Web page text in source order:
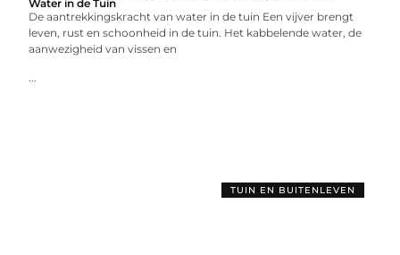
Water in de Tuin
De aantrekkingskracht van water in de tuin Een vijver brengt
leven, rust en schoonheid in de tuin. Het kabbelende water, de
aanwezigheid van vissen en
...
TUIN EN BUITENLEVEN